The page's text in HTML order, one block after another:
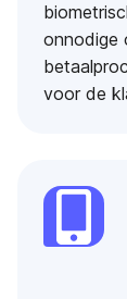
onnodige
voor de